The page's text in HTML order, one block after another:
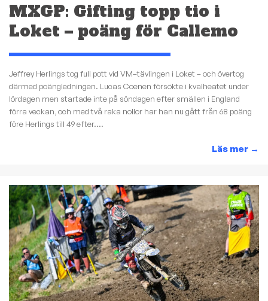
MXGP: Gifting topp tio i
Loket – poäng för Callemo
Jeffrey Herlings tog full pott vid VM–tävlingen i Loket – och övertog
därmed poängledningen. Lucas Coenen försökte i kvalheatet under
lördagen men startade inte på söndagen efter smällen i England
förra veckan, och med två raka nollor har han nu gått från 68 poäng
före Herlings till 49 efter....
Läs mer →